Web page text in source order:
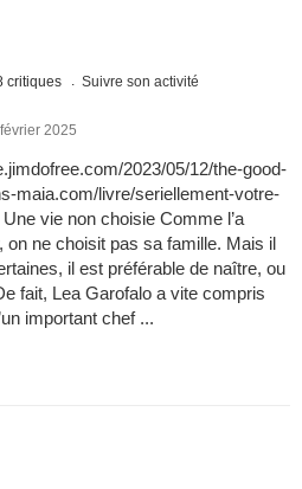
critiques Suivre son activité
2025
2023/05/12/the-good-
maia.com/livre/seriellement-votre-
vie non choisie Comme l’a
ne choisit pas sa famille. Mais il
il est préférable de naître, ou
fait, Lea Garofalo a vite compris
important chef ...